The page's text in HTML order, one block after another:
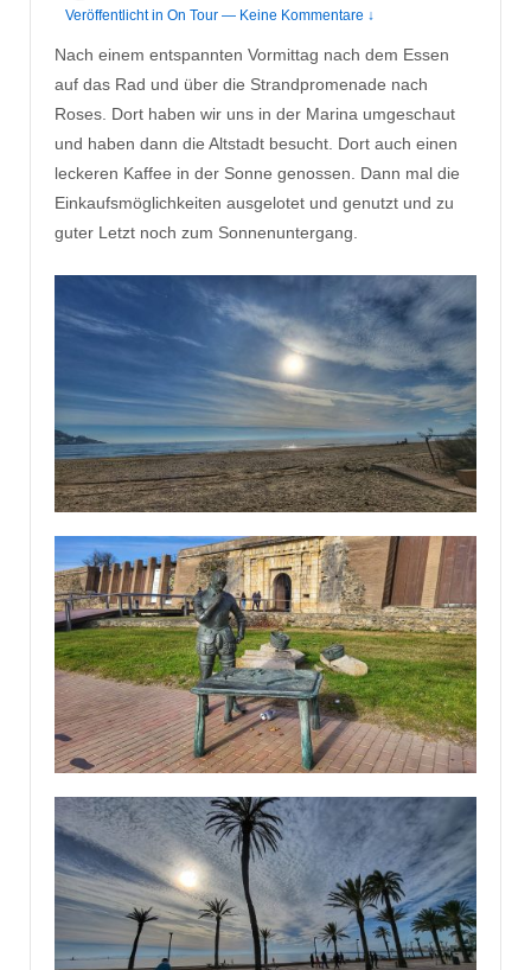
Veröffentlicht in On Tour — Keine Kommentare ↓
Nach einem entspannten Vormittag nach dem Essen
auf das Rad und über die Strandpromenade nach
Roses. Dort haben wir uns in der Marina umgeschaut
und haben dann die Altstadt besucht. Dort auch einen
leckeren Kaffee in der Sonne genossen. Dann mal die
Einkaufsmöglichkeiten ausgelotet und genutzt und zu
guter Letzt noch zum Sonnenuntergang.